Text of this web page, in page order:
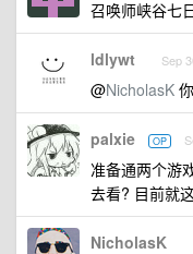
召唤师峡谷七
ldlywt Sep
@NicholasK
palxie OP
准备通两个游
去看? 目前就
NicholasK